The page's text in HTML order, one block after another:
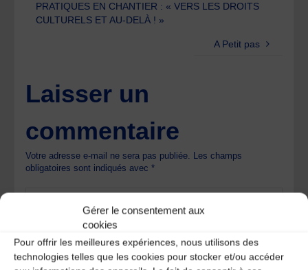
Gérer le consentement aux
cookies
Pour offrir les meilleures expériences, nous utilisons des
technologies telles que les cookies pour stocker et/ou accéder
PRATIQUES EN CHANTIER : « VERS LES DROITS
CULTURELS ET AU-DELÀ ! »
A Petit pas
Laisser un
commentaire
Votre adresse e-mail ne sera pas publiée. Les champs
obligatoires sont indiqués avec*